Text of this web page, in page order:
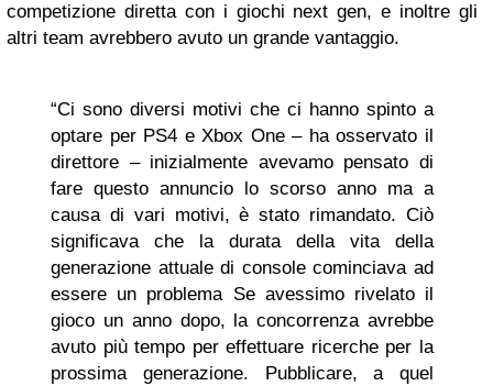
competizione diretta con i giochi next gen, e inoltre gli
altri team avrebbero avuto un grande vantaggio.
“Ci sono diversi motivi che ci hanno spinto a
optare per PS4 e Xbox One – ha osservato il
direttore – inizialmente avevamo pensato di
fare questo annuncio lo scorso anno ma a
causa di vari motivi, è stato rimandato. Ciò
significava che la durata della vita della
generazione attuale di console cominciava ad
essere un problema Se avessimo rivelato il
gioco un anno dopo, la concorrenza avrebbe
avuto più tempo per effettuare ricerche per la
prossima generazione. Pubblicare, a quel